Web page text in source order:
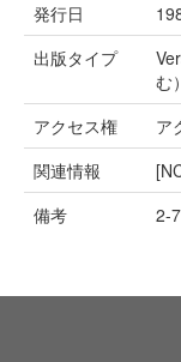
発行日
出版タイプ
む）
アクセス権
ア
関連情報
備考
2-